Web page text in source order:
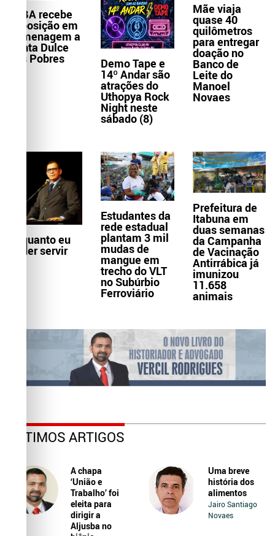
TJBA recebe
exposição em
homenagem a
Santa Dulce
dos Pobres Demo Tape e
14º Andar são
atrações do
Uthopya Rock
Night neste
sábado (8)
Mãe viaja
quase 40
quilômetros
para entregar
doação no
Banco de
Leite do
Manoel
Novaes
Enquanto eu
puder servir
Estudantes da
rede estadual
plantam 3 mil
mudas de
mangue em
trecho do VLT
no Subúrbio
Ferroviário
Prefeitura de
Itabuna em
duas semanas
da Campanha
de Vacinação
Antirrábica já
imunizou
11.658
animais
ÚLTIMOS ARTIGOS
A chapa
‘União e
Trabalho’ foi
eleita para
dirigir a
Aljusba no
Uma breve
história dos
alimentos
Jairo Santiago
Novaes